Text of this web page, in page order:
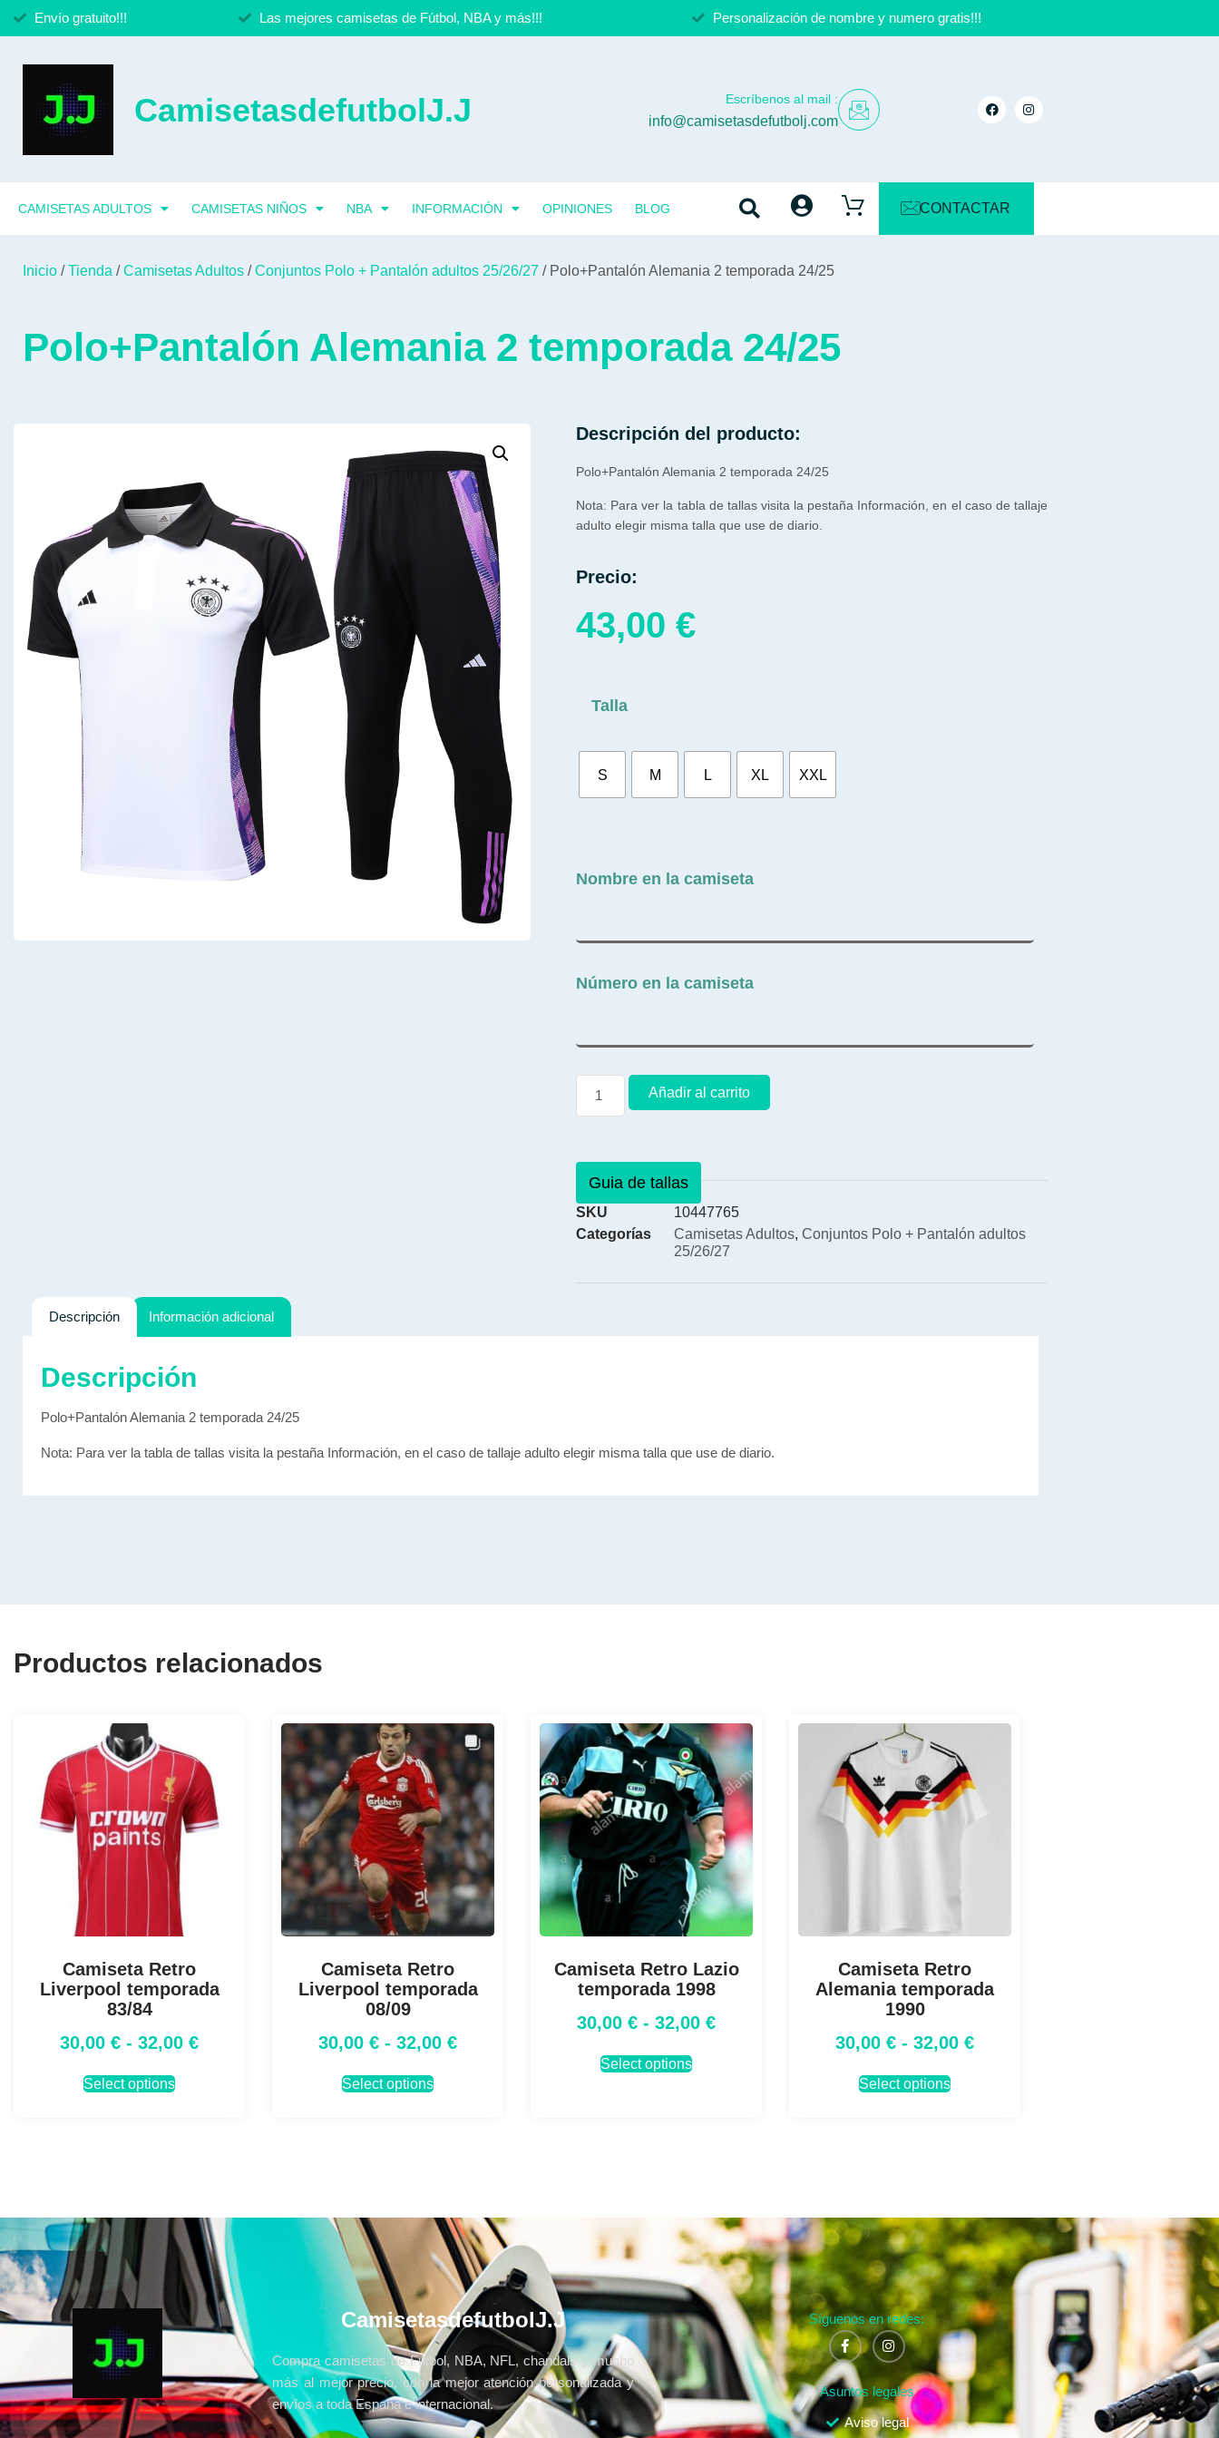
Envío gratuito!!! Las mejores camisetas de Fútbol, NBA y más!!! Personalización de nombre y numero gratis!!!
CamisetasdefutbolJ.J Escríbenos al mail :
info@camisetasdefutbolj.com
CAMISETAS ADULTOS CAMISETAS NIÑOS NBA INFORMACIÓN OPINIONES BLOG CONTACTAR
Inicio /Tienda /Camisetas Adultos /Conjuntos Polo + Pantalón adultos 25/26/27 / Polo+Pantalón Alemania 2 temporada 24/25
Polo+Pantalón Alemania 2 temporada 24/25
Descripción del producto:
Polo+Pantalón Alemania 2 temporada 24/25
Nota: Para ver la tabla de tallas visita la pestaña Información, en el caso de tallaje
adulto elegir misma talla que use de diario.
Precio:
43,00 €
Talla
S M L XL XXL
Nombre en la camiseta
Número en la camiseta
Añadir al carrito
Guia de tallas
SKU
10447765
Categorías
Camisetas Adultos, Conjuntos Polo + Pantalón adultos
25/26/27
Descripción Información adicional
Descripción
Polo+Pantalón Alemania 2 temporada 24/25
Nota: Para ver la tabla de tallas visita la pestaña Información, en el caso de tallaje adulto elegir misma talla que use de diario.
Productos relacionados
Camiseta Retro
Liverpool temporada
83/84
30,00 € - 32,00 €
Select options
Camiseta Retro
Liverpool temporada
08/09
30,00 € - 32,00 €
Select options
Camiseta Retro Lazio
temporada 1998
30,00 € - 32,00 €
Select options
Camiseta Retro
Alemania temporada
1990
30,00 € - 32,00 €
Select options
CamisetasdefutbolJ.J
Compra camisetas de Fútbol, NBA, NFL, chandals y mucho
más al mejor precio, con la mejor atención personalizada y
envíos a toda España e internacional.
Síguenos en redes:
Asuntos legales
Aviso legal